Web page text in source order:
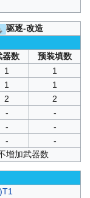
驱逐-改造
器数
预装填数
1
1
1
1
2
2
-
-
-
-
-
-
增加武器数